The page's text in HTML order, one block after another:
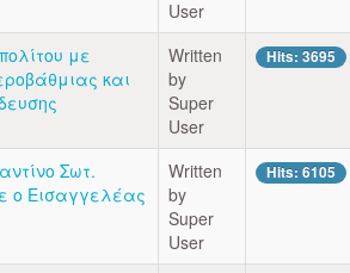
User
με
και
Written
by
Super
User
Hits: 3695
Σωτ.
ο Εισαγγελέας
Written
by
Super
User
Hits: 6105